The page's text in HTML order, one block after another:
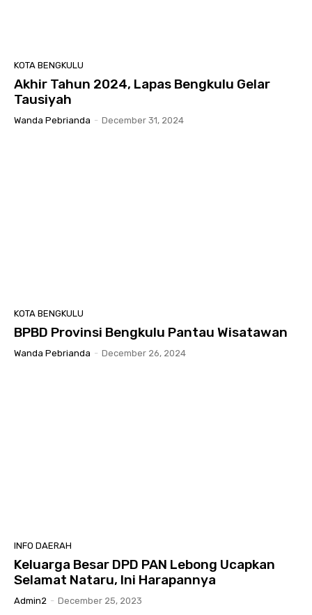
KOTA BENGKULU
Akhir Tahun 2024, Lapas Bengkulu Gelar
Tausiyah
Wanda Pebrianda - December 31, 2024
KOTA BENGKULU
BPBD Provinsi Bengkulu Pantau Wisatawan
Wanda Pebrianda - December 26, 2024
INFO DAERAH
Keluarga Besar DPD PAN Lebong Ucapkan
Selamat Nataru, Ini Harapannya
Admin2 - December 25, 2023